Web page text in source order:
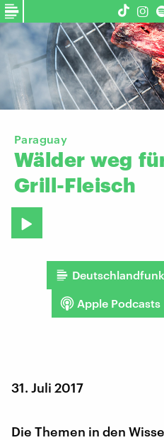
Paraguay
Wälder weg
Grill-Fleisch
Apple Podcasts
31. Juli 2017
Die Themen in den